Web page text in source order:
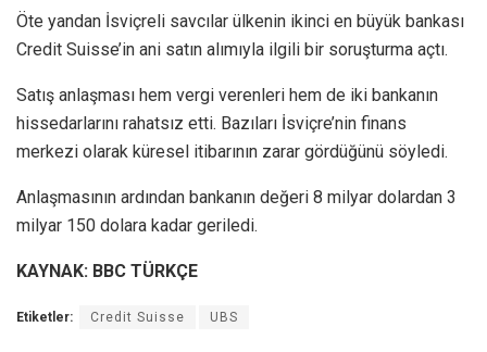
Öte yandan İsviçreli savcılar ülkenin ikinci en büyük bankası
Credit Suisse’in ani satın alımıyla ilgili bir soruşturma açtı.
Satış anlaşması hem vergi verenleri hem de iki bankanın
hissedarlarını rahatsız etti. Bazıları İsviçre’nin finans
merkezi olarak küresel itibarının zarar gördüğünü söyledi.
Anlaşmasının ardından bankanın değeri 8 milyar dolardan 3
milyar 150 dolara kadar geriledi.
KAYNAK: BBC TÜRKÇE
Etiketler: Credit Suisse UBS